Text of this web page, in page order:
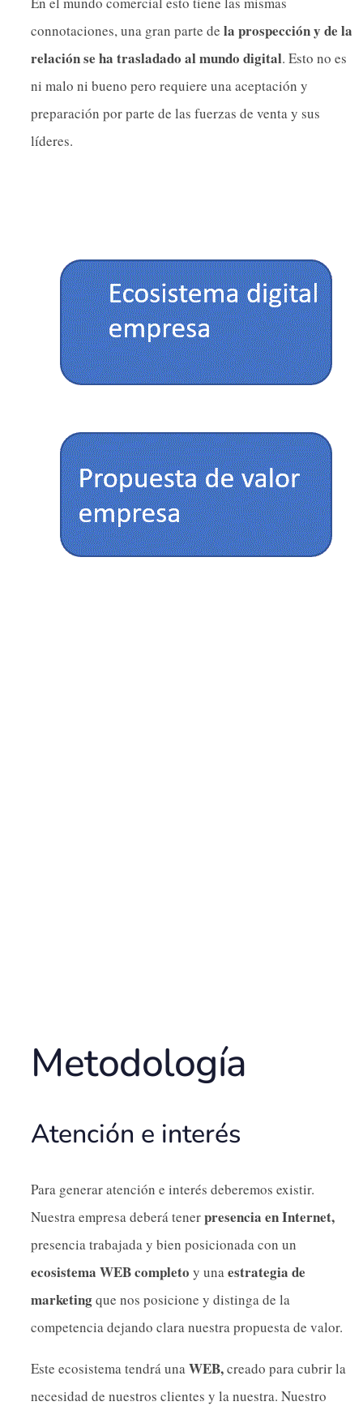
connotaciones, una gran parte de la prospección y de la
relación se ha trasladado al mundo digital. Esto no es
ni malo ni bueno pero requiere una aceptación y
preparación por parte de las fuerzas de venta y sus
líderes.
Metodología
Atención e interés
Para generar atención e interés deberemos existir.
Nuestra empresa deberá tenerpresencia en Internet,
presencia trabajada y bien posicionada con un
ecosistema WEB completo y unaestrategia de
marketingque nos posicione y distinga de la
competencia dejando clara nuestra propuesta de valor.
Este ecosistema tendrá unaWEB,creado para cubrir la
necesidad de nuestros clientes y la nuestra. Nuestro